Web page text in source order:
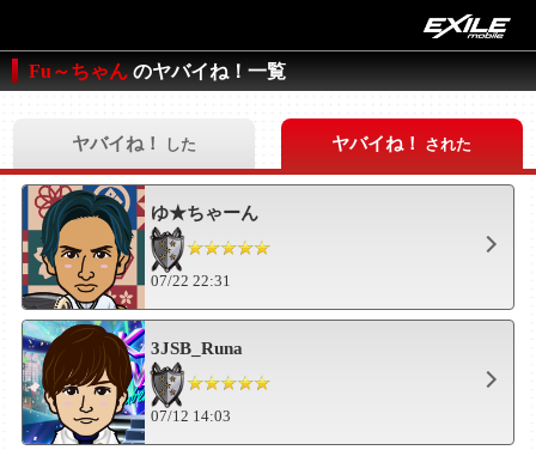
Fu～ちゃん のヤバイね！一覧
ヤバイね！ した ヤバイね！ された
ゆ★ちゃーん
07/22 22:31
3JSB_Runa
07/12 14:03